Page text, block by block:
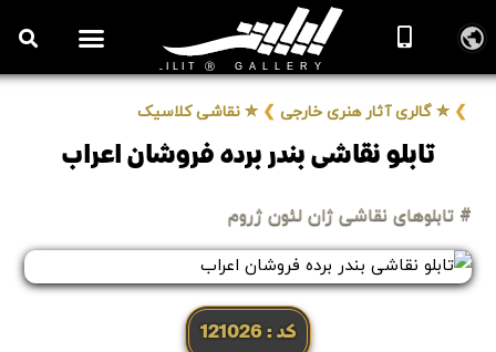
❯ ✮ گالری آثار هنری خارجی ❯ ✮ نقاشی کلاسیک
تابلو نقاشی بندر برده فروشان اعراب
# تابلوهای نقاشی ژان لئون ژروم
کد: 121026